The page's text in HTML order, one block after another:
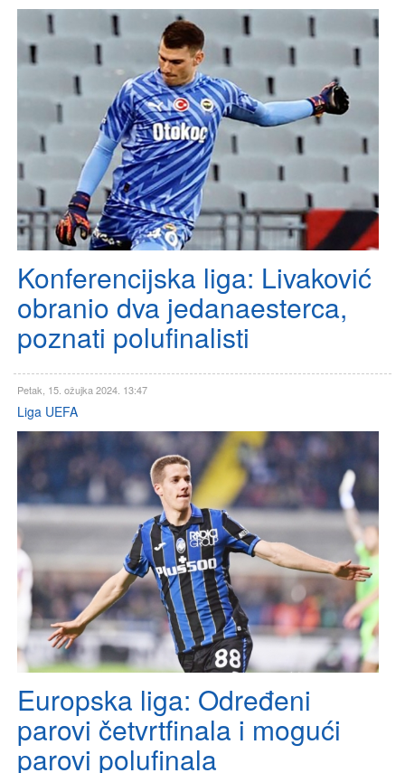
Konferencijska liga: Livaković
obranio dva jedanaesterca,
poznati polufinalisti
Petak, 15. ožujka 2024. 13:47
Liga UEFA
Europska liga: Određeni
parovi četvrtfinala i mogući
parovi polufinala